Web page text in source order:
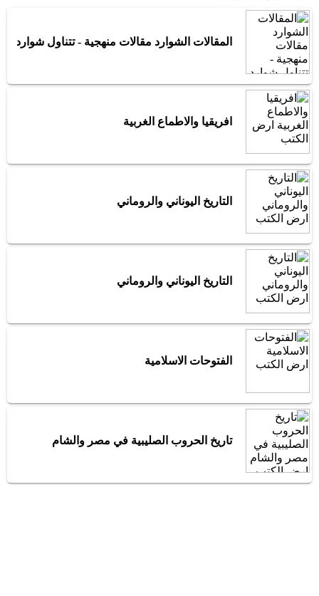
المقالات الشوارد مقالات منهجية - تتناول شوارد
افريقيا والاطماع الغربية
التاريخ اليوناني والروماني
التاريخ اليوناني والروماني
الفتوحات الاسلامية
تاريخ الحروب الصليبية في مصر والشام